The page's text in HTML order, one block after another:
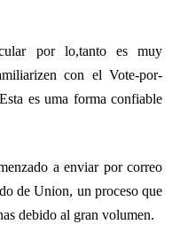
por lo,tanto es muy
con el Vote-por-
es uma forma confiable
a enviar por correo
de Union, un proceso que
debido al gran volumen.